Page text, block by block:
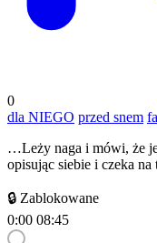
0
dla NIEGO przed snem
…Leży naga i mówi, że
opisując siebie i czeka
🔒 Zablokowane
0:00 08:45